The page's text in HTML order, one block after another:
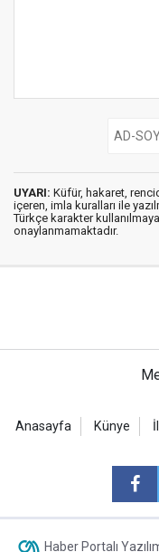
UYARI: Küfür, hakaret,
içeren, imla kuralları ile
Türkçe karakter
onaylanmamaktadır.
Anasayfa Künye
Haber Portalı